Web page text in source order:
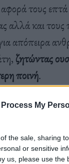
My
the sale, sharing
or sensitive
us, please use the
τους επτά
αλλά και τους
απόπειρα
ζητώντας
ποινή.
πως τα
πλήρη
» που